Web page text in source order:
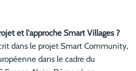
et l'approche Smart Villages ?
dans le projet Smart Community,
dans le cadre du